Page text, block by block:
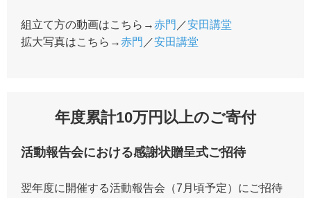
組立て方の動画はこちら→赤門 ／安田講堂
拡大写真はこちら→赤門 ／安田講堂
年度累計10万円以上のご寄付
活動報告会における感謝状贈呈式ご招待
翌年度に開催する活動報告会（7月頃予定）にご招待